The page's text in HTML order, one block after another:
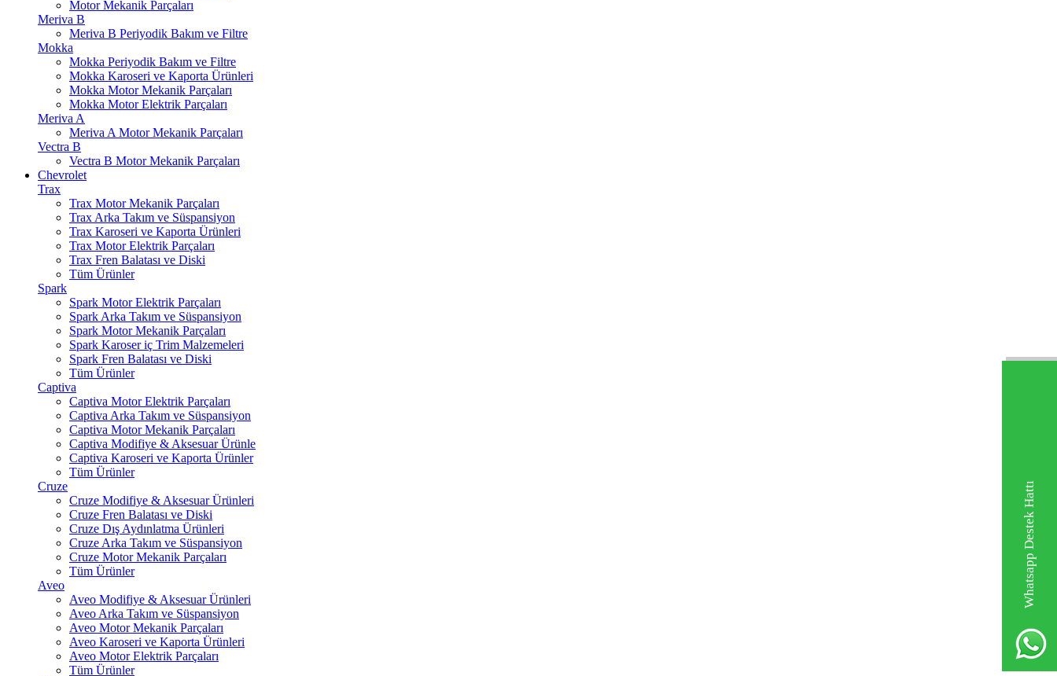
Whatsapp Destek Hattı
Motor Mekanik Parçaları
Meriva B
Meriva B Periyodik Bakım ve Filtre
Mokka
Mokka Periyodik Bakım ve Filtre
Mokka Karoseri ve Kaporta Ürünleri
Mokka Motor Mekanik Parçaları
Mokka Motor Elektrik Parçaları
Meriva A
Meriva A Motor Mekanik Parçaları
Vectra B
Vectra B Motor Mekanik Parçaları
Chevrolet
Trax
Trax Motor Mekanik Parçaları
Trax Arka Takım ve Süspansiyon
Trax Karoseri ve Kaporta Ürünleri
Trax Motor Elektrik Parçaları
Trax Fren Balatası ve Diski
Tüm Ürünler
Spark
Spark Motor Elektrik Parçaları
Spark Arka Takım ve Süspansiyon
Spark Motor Mekanik Parçaları
Spark Karoser iç Trim Malzemeleri
Spark Fren Balatası ve Diski
Tüm Ürünler
Captiva
Captiva Motor Elektrik Parçaları
Captiva Arka Takım ve Süspansiyon
Captiva Motor Mekanik Parçaları
Captiva Modifiye & Aksesuar Ürünle
Captiva Karoseri ve Kaporta Ürünler
Tüm Ürünler
Cruze
Cruze Modifiye & Aksesuar Ürünleri
Cruze Fren Balatası ve Diski
Cruze Dış Aydınlatma Ürünleri
Cruze Arka Takım ve Süspansiyon
Cruze Motor Mekanik Parçaları
Tüm Ürünler
Aveo
Aveo Modifiye & Aksesuar Ürünleri
Aveo Arka Takım ve Süspansiyon
Aveo Motor Mekanik Parçaları
Aveo Karoseri ve Kaporta Ürünleri
Aveo Motor Elektrik Parçaları
Tüm Ürünler